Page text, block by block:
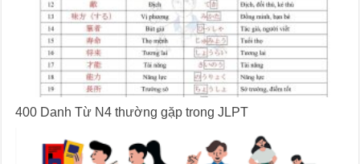
400 Danh Từ N4 thường gặp trong JLPT